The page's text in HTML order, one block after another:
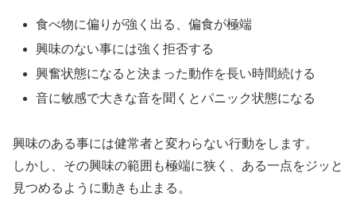
食べ物に偏りが強く出る、偏食が極端
興味のない事には強く拒否する
興奮状態になると決まった動作を長い時間続ける
音に敏感で大きな音を聞くとパニック状態になる
興味のある事には健常者と変わらない行動をします。
しかし、その興味の範囲も極端に狭く、ある一点をジッと
見つめるように動きも止まる。